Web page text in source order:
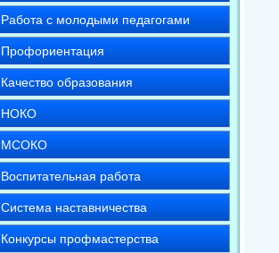
Работа с молодыми педагогами
Профориентация
Качество образования
НОКО
МСОКО
Воспитательная работа
Система наставничества
Конкурсы профмастерства